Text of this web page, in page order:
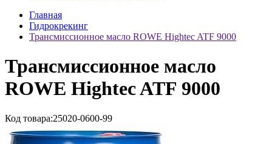
Главная
Гидрокрекинг
Трансмиссионное масло ROWE Hightec ATF 9000
Трансмиссионное масло
ROWE Hightec ATF 9000
Код товара:25020-0600-99